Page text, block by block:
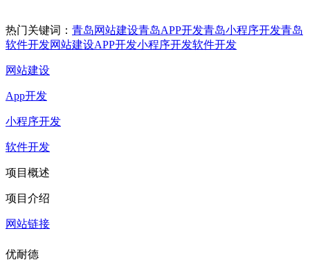
热门关键词： 青岛网站建设青岛APP开发青岛小程序开发青岛
软件开发网站建设APP开发小程序开发软件开发
网站建设
App开发
小程序开发
软件开发
项目概述
项目介绍
网站链接
优耐德